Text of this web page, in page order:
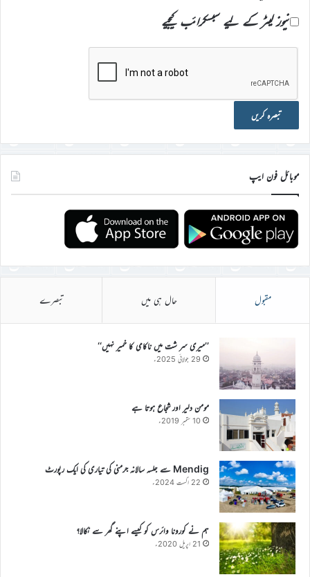
نیوز لیٹر کے لیے سبسکرائب کیجیے
موبائل فون ایپ
مقبول حال ہی میں تبصرے
’’میری سر شت میں ناکامی کا خمیر نہیں‘‘
29 جولائی 2025ء
مومن دلیر اور شجاع ہوتا ہے
10 ستمبر 2019ء
Mendig سے جلسہ سالانہ جرمنی کی تیاری کی ایک رپورٹ
22 اگست 2024ء
ہم نے کورونا وائرس کو کیسے اپنے گھر سے نکالا؟
21 اپریل 2020ء